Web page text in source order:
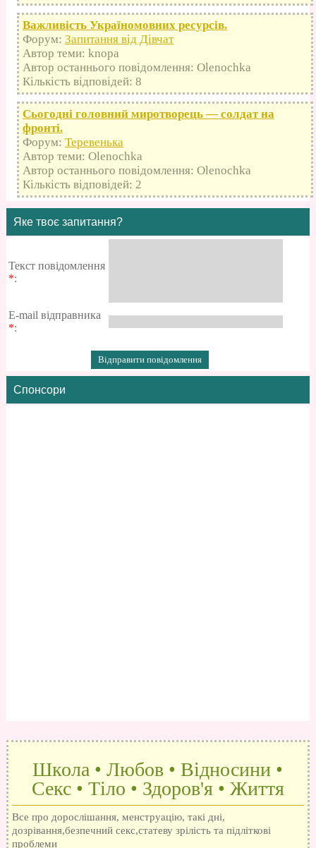
Важливість Україномовних ресурсів.
Форум: Запитання від Дівчат
Автор теми: knopa
Автор останнього повідомлення: Olenochka
Кількість відповідей: 8
Сьогодні головний миротворець — солдат на
фронті.
Форум: Теревенька
Автор теми: Olenochka
Автор останнього повідомлення: Olenochka
Кількість відповідей: 2
Яке твоє запитання?
Текст повідомлення
*:
E-mail відправника
*:
Спонсори
Школа • Любов • Відносини •
Секс • Тіло • Здоров'я • Життя
Все про дорослішання, менструацію, такі дні,
дозрівання,безпечний секс,статеву зрілість та підліткові
проблеми